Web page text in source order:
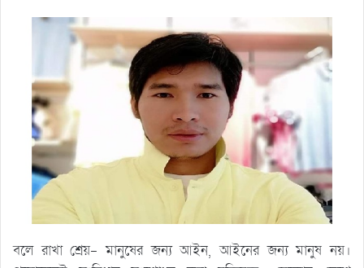
বলে রাখা শ্রেয়- মানুষের জন্য আইন, আইনের জন্য মানুষ নয়।